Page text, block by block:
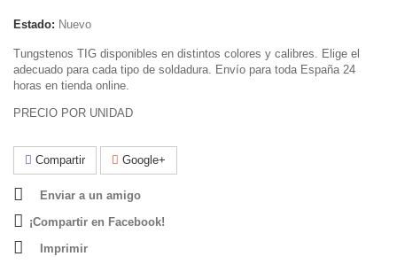
Estado: Nuevo
Tungstenos TIG disponibles en distintos colores y calibres. Elige el
adecuado para cada tipo de soldadura. Envío para toda España 24
horas en tienda online.
PRECIO POR UNIDAD
Compartir Google+
Enviar a un amigo
¡Compartir en Facebook!
Imprimir